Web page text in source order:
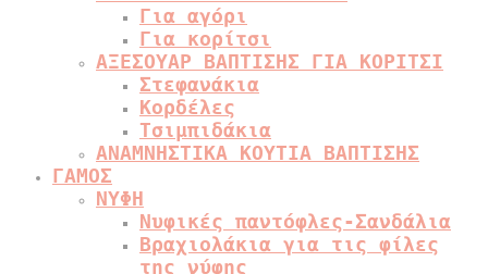
Για αγόρι
Για κορίτσι
ΑΞΕΣΟΥΑΡ ΒΑΠΤΙΣΗΣ ΓΙΑ ΚΟΡΙΤΣΙ
Στεφανάκια
Κορδέλες
Τσιμπιδάκια
ΑΝΑΜΝΗΣΤΙΚΑ ΚΟΥΤΙΑ ΒΑΠΤΙΣΗΣ
ΓΑΜΟΣ
ΝΥΦΗ
Νυφικές παντόφλες-Σανδάλια
Βραχιολάκια για τις φίλες
της νύφης